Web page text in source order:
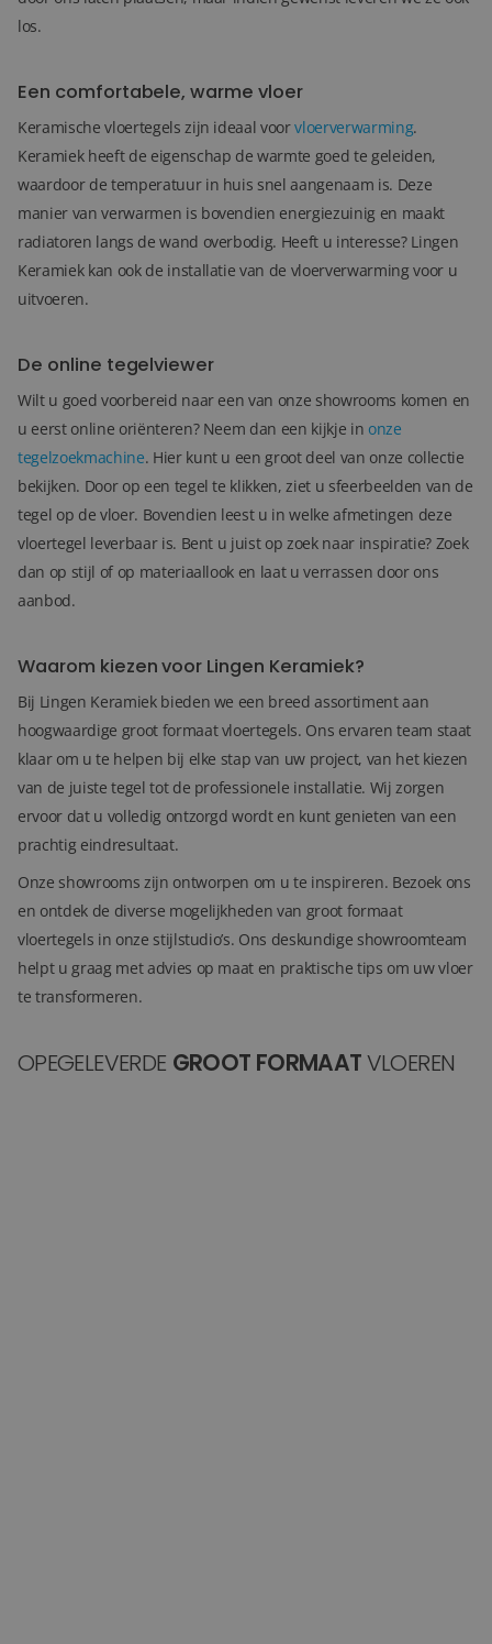
los.
Een comfortabele, warme vloer
Keramische vloertegels zijn ideaal voorvloerverwarming.
Keramiek heeft de eigenschap de warmte goed te geleiden,
waardoor de temperatuur in huis snel aangenaam is. Deze
manier van verwarmen is bovendien energiezuinig en maakt
radiatoren langs de wand overbodig. Heeft u interesse? Lingen
Keramiek kan ook de installatie van de vloerverwarming voor u
uitvoeren.
De online tegelviewer
Wilt u goed voorbereid naar een van onze showrooms komen en
u eerst online oriënteren? Neem dan een kijkje in onze
tegelzoekmachine. Hier kunt u een groot deel van onze collectie
bekijken. Door op een tegel te klikken, ziet u sfeerbeelden van de
tegel op de vloer. Bovendien leest u in welke afmetingen deze
vloertegel leverbaar is. Bent u juist op zoek naar inspiratie? Zoek
dan op stijl of op materiaallook en laat u verrassen door ons
aanbod.
Waarom kiezen voor Lingen Keramiek?
Bij Lingen Keramiek bieden we een breed assortiment aan
hoogwaardige groot formaat vloertegels. Ons ervaren team staat
klaar om u te helpen bij elke stap van uw project, van het kiezen
van de juiste tegel tot de professionele installatie. Wij zorgen
ervoor dat u volledig ontzorgd wordt en kunt genieten van een
prachtig eindresultaat.
Onze showrooms zijn ontworpen om u te inspireren. Bezoek ons
en ontdek de diverse mogelijkheden van groot formaat
vloertegels in onze stijlstudio’s. Ons deskundige showroomteam
helpt u graag met advies op maat en praktische tips om uw vloer
te transformeren.
OPEGELEVERDE GROOT FORMAATVLOEREN